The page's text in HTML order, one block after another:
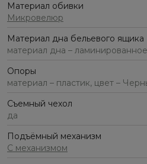
Материал обивки
Микровелюр
Материал дна бельевого ящика
материал дна –
Опоры
материал – пластик, цвет –
Съемный чехол
да
Подъёмный механизм
С механизмом